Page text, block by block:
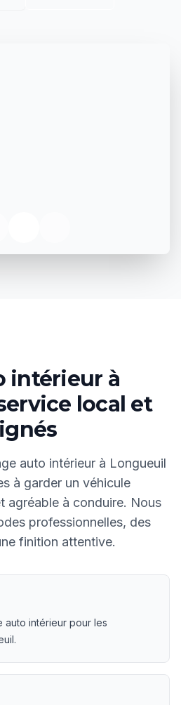
intérieur à
local et
auto intérieur à Longueuil
à garder un véhicule
agréable à conduire. Nous
professionnelles, des
finition attentive.
auto intérieur pour les